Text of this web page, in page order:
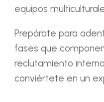
equipos
Prepárate para
fases que
reclutamiento
conviértete en un